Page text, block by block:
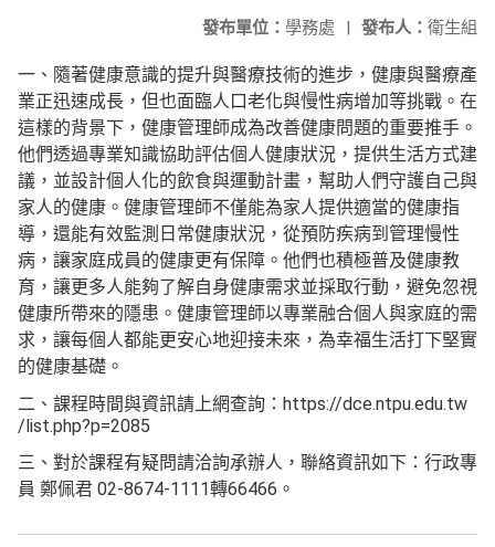
發布人： 衛生組
發布單位： 學務處 |
一、隨著健康意識的提升與醫療技術的進步，健康與醫療產
業正迅速成長，但也面臨人口老化與慢性病增加等挑戰。在
這樣的背景下，健康管理師成為改善健康問題的重要推手。
他們透過專業知識協助評估個人健康狀況，提供生活方式建
議，並設計個人化的飲食與運動計畫，幫助人們守護自己與
家人的健康。健康管理師不僅能為家人提供適當的健康指
導，還能有效監測日常健康狀況，從預防疾病到管理慢性
病，讓家庭成員的健康更有保障。他們也積極普及健康教
育，讓更多人能夠了解自身健康需求並採取行動，避免忽視
健康所帶來的隱患。健康管理師以專業融合個人與家庭的需
求，讓每個人都能更安心地迎接未來，為幸福生活打下堅實
的健康基礎。
二、課程時間與資訊請上網查詢：https://dce.ntpu.edu.tw
/list.php?p=2085
三、對於課程有疑問請洽詢承辦人，聯絡資訊如下：行政專
員 鄭佩君 02-8674-1111轉66466。